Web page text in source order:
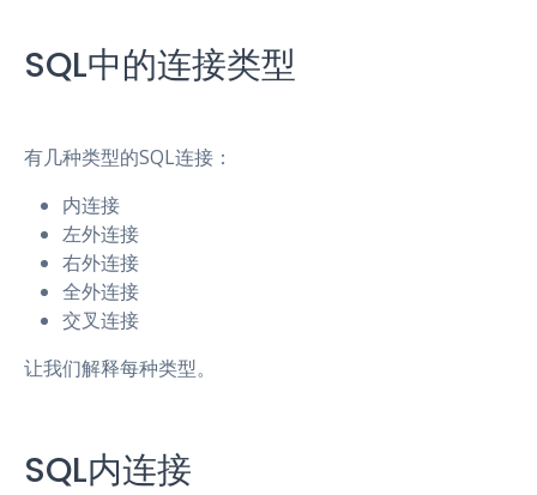
SQL中的连接类型
有几种类型的SQL连接：
内连接
左外连接
右外连接
全外连接
交叉连接
让我们解释每种类型。
SQL内连接